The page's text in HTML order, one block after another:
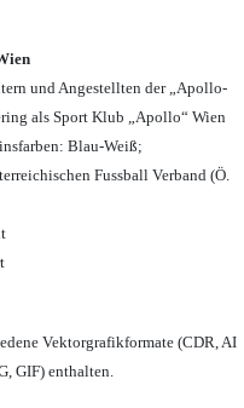
und Angestellten der „Apollo-
als Sport Klub „Apollo“ Wien
Blau-Weiß;
Fussball Verband (Ö.
Vektorgrafikformate (CDR, AI
GIF) enthalten.